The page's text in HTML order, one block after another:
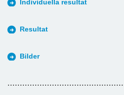
Individuella resultat
Resultat
Bilder